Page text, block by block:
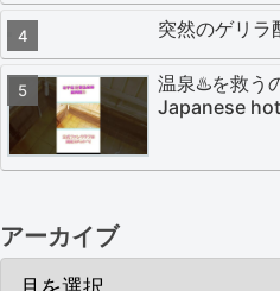
突然のゲリラ
温泉♨️を救う
Japanese
アーカイブ